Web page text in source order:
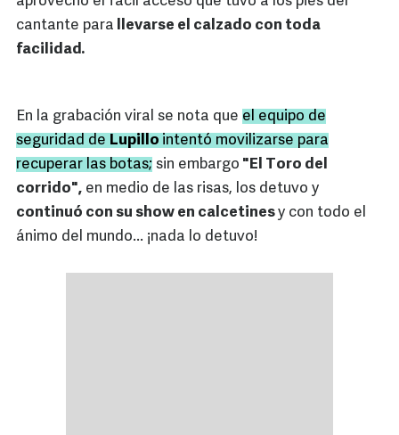
cantante para llevarse el calzado con toda
facilidad.
En la grabación viral se nota que el equipo de
seguridad de Lupillo intentó movilizarse para
recuperar las botas; sin embargo "El Toro del
corrido", en medio de las risas, los detuvo y
continuó con su show en calcetinesy con todo el
ánimo del mundo... ¡nada lo detuvo!